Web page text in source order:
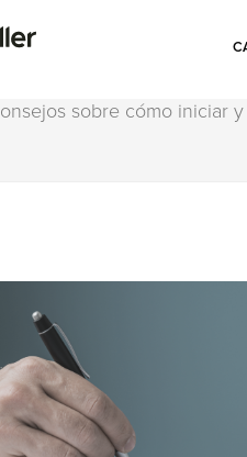
sobre cómo iniciar